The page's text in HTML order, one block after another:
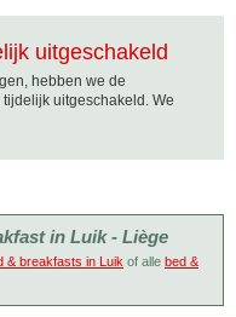
uitgeschakeld
hebben we de
uitgeschakeld. We
in Luik - Liège
& breakfasts in Luik of alle bed &